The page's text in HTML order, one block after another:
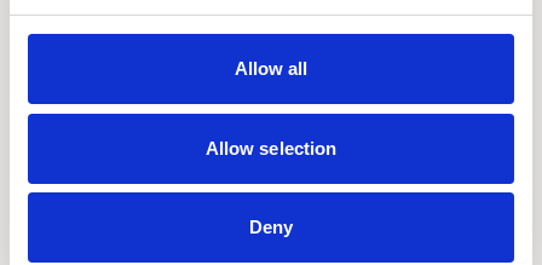
Allow all
Allow selection
Deny